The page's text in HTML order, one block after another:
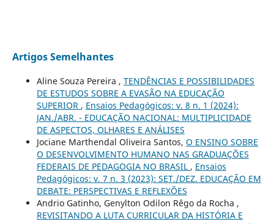
Artigos Semelhantes
Aline Souza Pereira , TENDÊNCIAS E POSSIBILIDADES
DE ESTUDOS SOBRE A EVASÃO NA EDUCAÇÃO
SUPERIOR , Ensaios Pedagógicos: v. 8 n. 1 (2024):
JAN./ABR. - EDUCAÇÃO NACIONAL: MULTIPLICIDADE
DE ASPECTOS, OLHARES E ANÁLISES
Jociane Marthendal Oliveira Santos, O ENSINO SOBRE
O DESENVOLVIMENTO HUMANO NAS GRADUAÇÕES
FEDERAIS DE PEDAGOGIA NO BRASIL , Ensaios
Pedagógicos: v. 7 n. 3 (2023): SET./DEZ. EDUCAÇÃO EM
DEBATE: PERSPECTIVAS E REFLEXÕES
Andrio Gatinho, Genylton Odilon Rêgo da Rocha ,
REVISITANDO A LUTA CURRICULAR DA HISTÓRIA E